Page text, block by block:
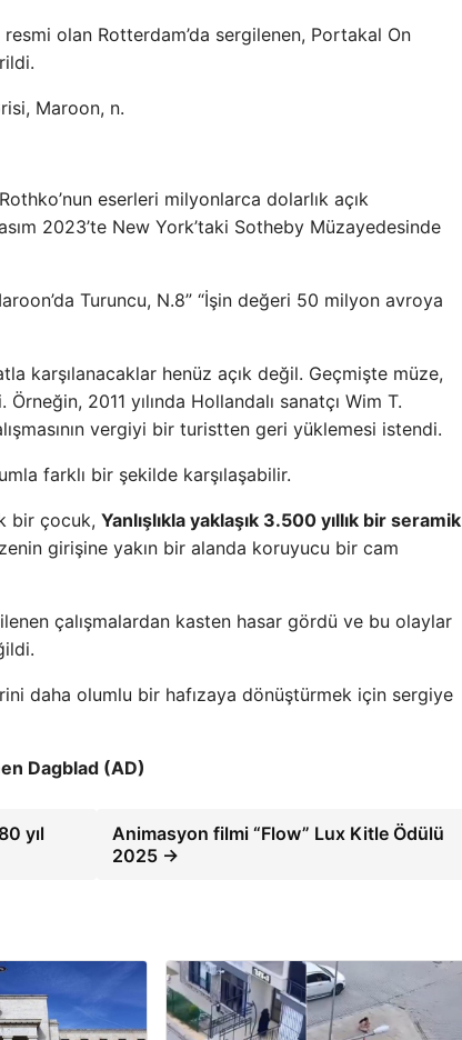
olan Rotterdam’da sergilenen, Portakal On
Maroon, n.
eserleri milyonlarca dolarlık açık
2023’te New York’taki Sotheby Müzayedesinde
Turuncu, N.8” “İşin değeri 50 milyon avroya
karşılanacaklar henüz açık değil. Geçmişte müze,
2011 yılında Hollandalı sanatçı Wim T.
vergiyi bir turistten geri yüklemesi istendi.
farklı bir şekilde karşılaşabilir.
bir çocuk, Yanlışlıkla yaklaşık 3.500 yıllık bir seramik
girişine yakın bir alanda koruyucu bir cam
çalışmalardan kasten hasar gördü ve bu olaylar
daha olumlu bir hafızaya dönüştürmek için sergiye
Dagblad (AD)
yıl
Animasyon filmi “Flow” Lux Kitle Ödülü
2025 →